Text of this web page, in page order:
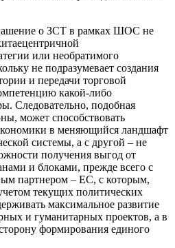
о ЗСТ в рамках ШОС не
или необратимого
не подразумевает создания
и передачи торговой
какой-либо
Следовательно, подобная
может способствовать
в меняющийся ландшафт
системы, а с другой – не
получения выгод от
и блоками, прежде всего с
партнером – ЕС, с которым,
текущих политических
максимальное развитие
и гуманитарных проектов, а в
формирования единого